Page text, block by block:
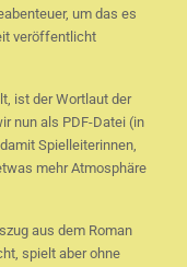
um das es
veröffentlicht
ist der Wortlaut der
nun als PDF-Datei (in
Spielleiterinnen,
mehr Atmosphäre
aus dem Roman
spielt aber ohne